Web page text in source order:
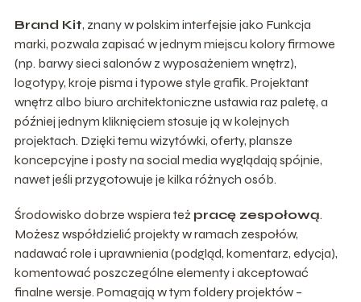
Brand Kit, znany w polskim interfejsie jako Funkcja
marki, pozwala zapisać w jednym miejscu kolory firmowe
(np. barwy sieci salonów z wyposażeniem wnętrz),
logotypy, kroje pisma i typowe style grafik. Projektant
wnętrz albo biuro architektoniczne ustawia raz paletę, a
później jednym kliknięciem stosuje ją w kolejnych
projektach. Dzięki temu wizytówki, oferty, plansze
koncepcyjne i posty na social media wyglądają spójnie,
nawet jeśli przygotowuje je kilka różnych osób.
Środowisko dobrze wspiera też pracę zespołową.
Możesz współdzielić projekty w ramach zespołów,
nadawać role i uprawnienia (podgląd, komentarz, edycja),
komentować poszczególne elementy i akceptować
finalne wersje. Pomagają w tym foldery projektów –